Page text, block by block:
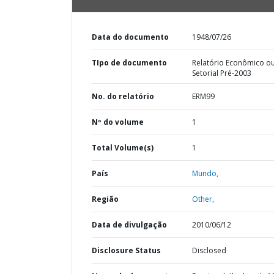
Data do documento 1948/07/26
TIpo de documento
Relatório Econômico
Setorial Pré-2003
No. do relatório ERM99
Nº do volume 1
Total Volume(s) 1
País Mundo,
Região Other,
Data de divulgação 2010/06/12
Disclosure Status Disclosed